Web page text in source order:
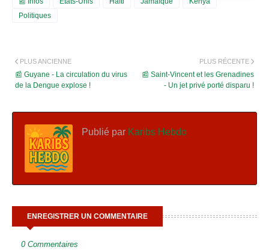
Politiques
PLUS RÉCENTE
📰 Saint-Vincent et les Grenadines
- Un jet privé porté disparu !
PLUS ANCIENNE
📰 Guyane - La circulation du virus
de la Dengue explose !
Publié par Karibs Hebdo
ENREGISTRER UN COMMENTAIRE
0 Commentaires